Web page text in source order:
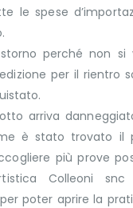
le spese
perché non si
per il rientro
arriva
è stato trovato il
più prove
Colleoni
poter aprire la